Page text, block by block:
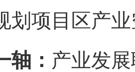
划项目区产
轴： 产业发